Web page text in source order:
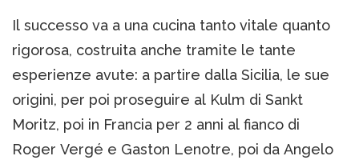
Il successo va a una cucina tanto vitale quanto
rigorosa, costruita anche tramite le tante
esperienze avute: a partire dalla Sicilia, le sue
origini, per poi proseguire al Kulm di Sankt
Moritz, poi in Francia per 2 anni al fianco di
Roger Vergé e Gaston Lenotre, poi da Angelo